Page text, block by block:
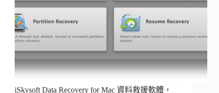
iSkysoft Data Recovery for Mac 資料救援軟體，